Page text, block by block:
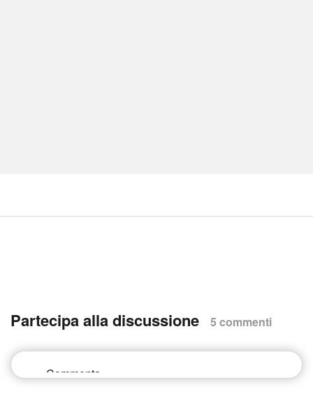
Partecipa alla discussione 5 commenti